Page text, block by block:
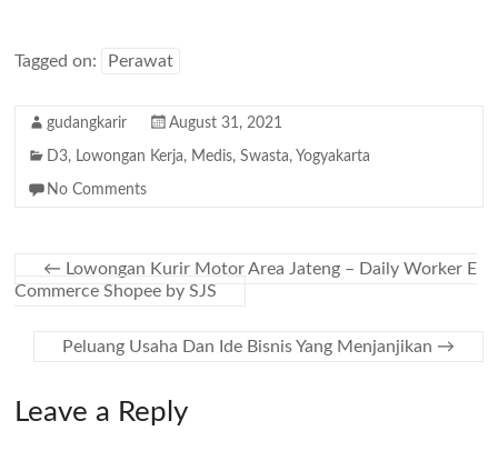
Tagged on: Perawat
gudangkarir August 31, 2021
D3, Lowongan Kerja, Medis,Swasta, Yogyakarta
No Comments
← Lowongan Kurir Motor Area Jateng – Daily Worker E
Commerce Shopee by SJS
Peluang Usaha Dan Ide Bisnis Yang Menjanjikan →
Leave a Reply